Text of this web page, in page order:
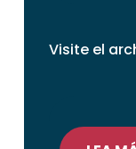
Visite el